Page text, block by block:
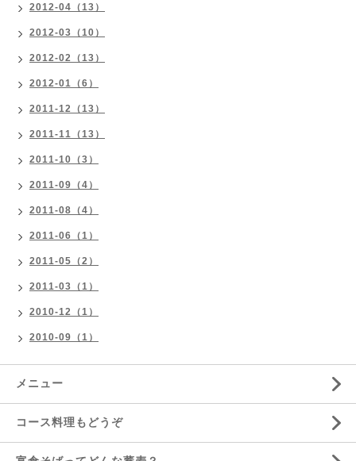
2012-04（13）
2012-03（10）
2012-02（13）
2012-01（6）
2011-12（13）
2011-11（13）
2011-10（3）
2011-09（4）
2011-08（4）
2011-06（1）
2011-05（2）
2011-03（1）
2010-12（1）
2010-09（1）
メニュー
コース料理もどうぞ